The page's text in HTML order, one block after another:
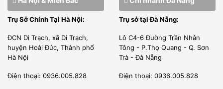
Trụ Sở Chính Tại Hà Nội:
ĐCN Di Trạch, xã Di Trạch,
huyện Hoài Đức, Thành phố
Hà Nội
Điện thoại: 0936.005.828
Trụ sở tại Đà Nẵng:
Lô C4-6 Đường Trần Nhân
Tông - P.Thọ Quang - Q. Sơn
Trà - Đà Nẵng
Điện thoại: 0936.005.828